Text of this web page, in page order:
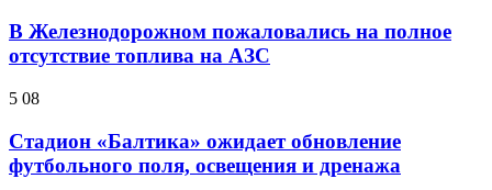
В Железнодорожном пожаловались на полное
отсутствие топлива на АЗС
5 08
Стадион «Балтика» ожидает обновление
футбольного поля, освещения и дренажа